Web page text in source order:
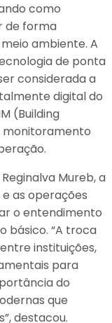
como
de forma
ambiente. A
de ponta
considerada a
digital do
(Building
monitoramento
Mureb, a
as operações
o entendimento
básico. “A troca
instituições,
para
do
que
destacou.